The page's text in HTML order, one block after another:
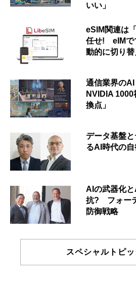
いい」
eSIM関連は
任せ! eIMで
動的に切り替
通信業界の
NVIDIA
換点」
データ基盤
るAI時代の
AIの武器化
抗? フォー
防御戦略
スペシャルトピ